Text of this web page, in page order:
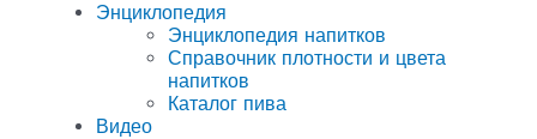
Энциклопедия
Энциклопедия напитков
Справочник плотности и цвета
напитков
Каталог пива
Видео